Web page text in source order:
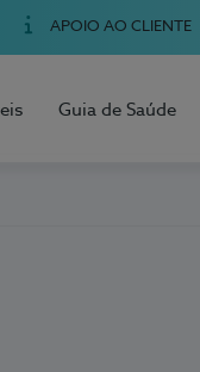
APOIO AO CLIENTE
Guia de Saúde